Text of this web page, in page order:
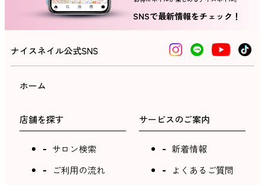
SNSで最新情報をチェック！
ナイスネイル公式SNS
ホーム
店舗を探す
サロン検索
ご利用の流れ
サービスのご案内
新着情報
よくあるご質問